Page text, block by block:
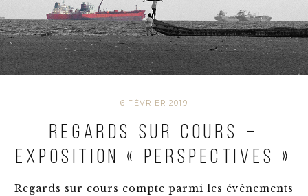
6 FÉVRIER 2019
REGARDS SUR COURS –
Exposition « Perspectives »
Regards sur cours compte parmi les évènements